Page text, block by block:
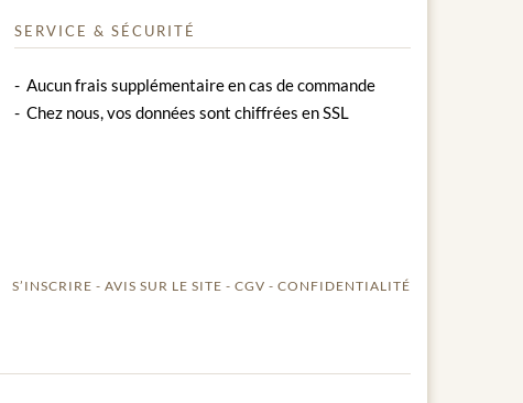
SERVICE & SÉCURITÉ
Aucun frais supplémentaire en cas de commande
Chez nous, vos données sont chiffrées en SSL
S’INSCRIRE AVIS SUR LE SITE CGV CONFIDENTIALITÉ